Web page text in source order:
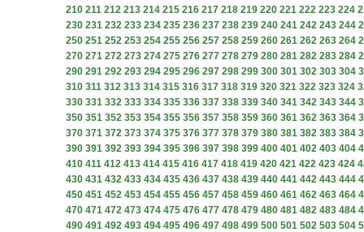
210 211 212 213 214 215 216 217 218 219 220 221 222 223 224
230 231 232 233 234 235 236 237 238 239 240 241 242 243 244
250 251 252 253 254 255 256 257 258 259 260 261 262 263 264
270 271 272 273 274 275 276 277 278 279 280 281 282 283 284
290 291 292 293 294 295 296 297 298 299 300 301 302 303 304
310 311 312 313 314 315 316 317 318 319 320 321 322 323 324
330 331 332 333 334 335 336 337 338 339 340 341 342 343 344
350 351 352 353 354 355 356 357 358 359 360 361 362 363 364
370 371 372 373 374 375 376 377 378 379 380 381 382 383 384
390 391 392 393 394 395 396 397 398 399 400 401 402 403 404
410 411 412 413 414 415 416 417 418 419 420 421 422 423 424
430 431 432 433 434 435 436 437 438 439 440 441 442 443 444
450 451 452 453 454 455 456 457 458 459 460 461 462 463 464
470 471 472 473 474 475 476 477 478 479 480 481 482 483 484
490 491 492 493 494 495 496 497 498 499 500 501 502 503 504